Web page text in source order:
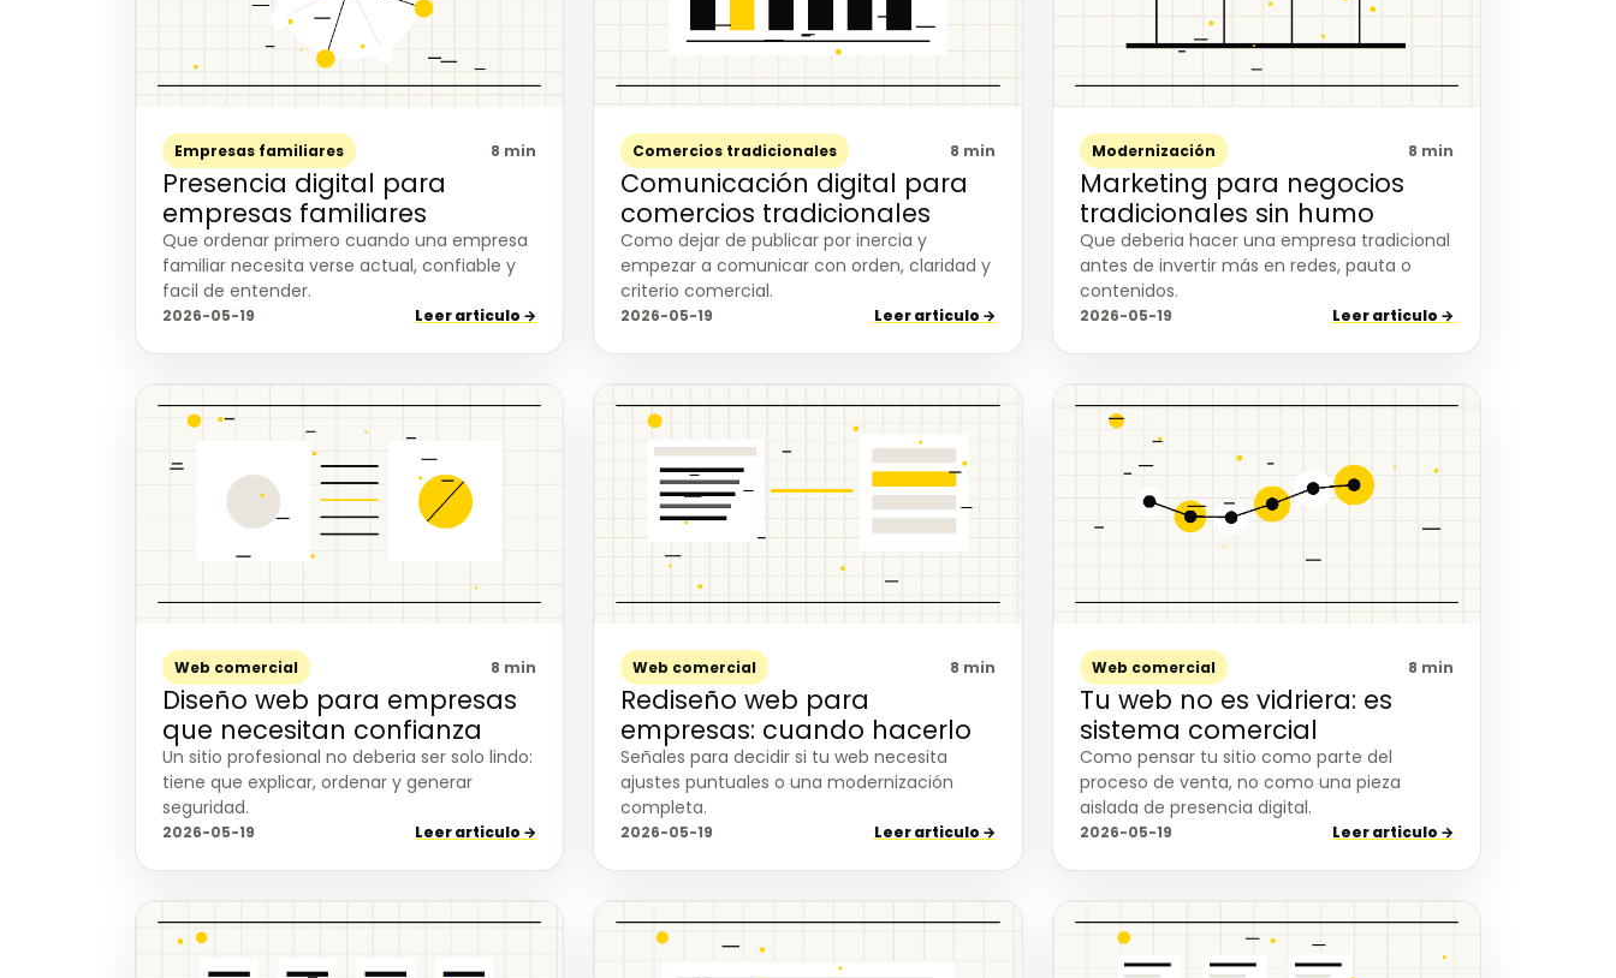
Empresas familiares 8 min
Presencia digital para
empresas familiares
Que ordenar primero cuando una empresa
familiar necesita verse actual, confiable y
facil de entender.
2026-05-19 Leer articulo →
Comercios tradicionales 8 min
Comunicación digital para
comercios tradicionales
Como dejar de publicar por inercia y
empezar a comunicar con orden, claridad y
criterio comercial.
2026-05-19 Leer articulo →
Modernización 8 min
Marketing para negocios
tradicionales sin humo
Que deberia hacer una empresa tradicional
antes de invertir más en redes, pauta o
contenidos.
2026-05-19 Leer articulo →
Web comercial 8 min
Diseño web para empresas
que necesitan confianza
Un sitio profesional no deberia ser solo lindo:
tiene que explicar, ordenar y generar
seguridad.
2026-05-19 Leer articulo →
Web comercial 8 min
Rediseño web para
empresas: cuando hacerlo
Señales para decidir si tu web necesita
ajustes puntuales o una modernización
completa.
2026-05-19 Leer articulo →
Web comercial 8 min
Tu web no es vidriera: es
sistema comercial
Como pensar tu sitio como parte del
proceso de venta, no como una pieza
aislada de presencia digital.
2026-05-19 Leer articulo →